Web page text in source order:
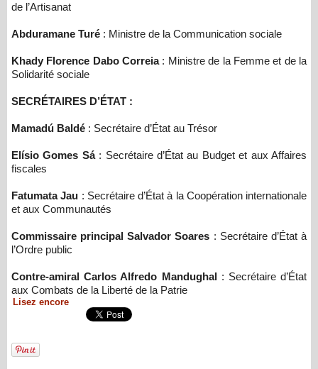
de l’Artisanat
Abduramane Turé : Ministre de la Communication sociale
Khady Florence Dabo Correia: Ministre de la Femme et de la
Solidarité sociale
SECRÉTAIRES D’ÉTAT :
Mamadú Baldé : Secrétaire d’État au Trésor
Elísio Gomes Sá: Secrétaire d’État au Budget et aux Affaires
fiscales
Fatumata Jau : Secrétaire d’État à la Coopération internationale
et aux Communautés
Commissaire principal Salvador Soares : Secrétaire d’État à
l’Ordre public
Contre-amiral Carlos Alfredo Mandughal : Secrétaire d’État
aux Combats de la Liberté de la Patrie
Lisez encore